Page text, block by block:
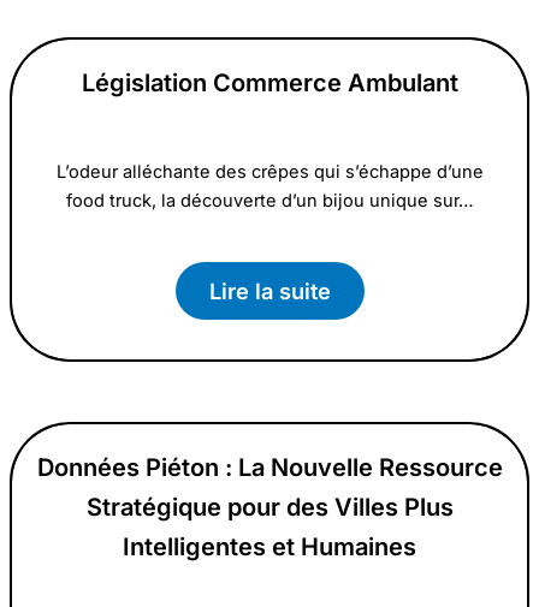
Législation Commerce Ambulant
L’odeur alléchante des crêpes qui s’échappe d’une
food truck, la découverte d’un bijou unique sur…
Lire la suite
Données Piéton : La Nouvelle Ressource
Stratégique pour des Villes Plus
Intelligentes et Humaines